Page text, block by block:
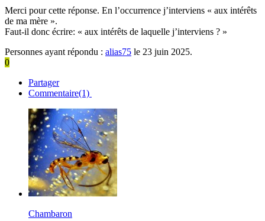
Merci pour cette réponse. En l’occurrence j’interviens « aux intérêts
de ma mère ».
Faut-il donc écrire: « aux intérêts de laquelle j’interviens ? »
Personnes ayant répondu : alias75 le 23 juin 2025.
0
Partager
Commentaire(1)
Chambaron